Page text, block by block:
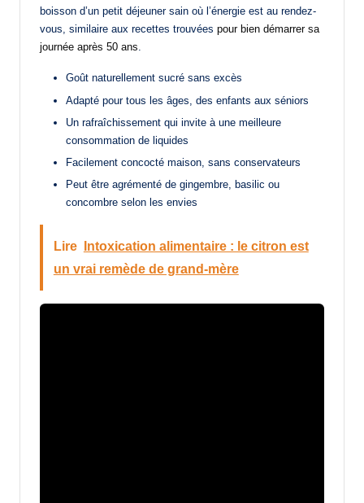
boisson d’un petit déjeuner sain où l’énergie est au rendez-
vous, similaire aux recettes trouvées pour bien démarrer sa
journée après 50 ans.
Goût naturellement sucré sans excès
Adapté pour tous les âges, des enfants aux séniors
Un rafraîchissement qui invite à une meilleure
consommation de liquides
Facilement concocté maison, sans conservateurs
Peut être agrémenté de gingembre, basilic ou
concombre selon les envies
Lire
Intoxication alimentaire : le citron est
un vrai remède de grand-mère